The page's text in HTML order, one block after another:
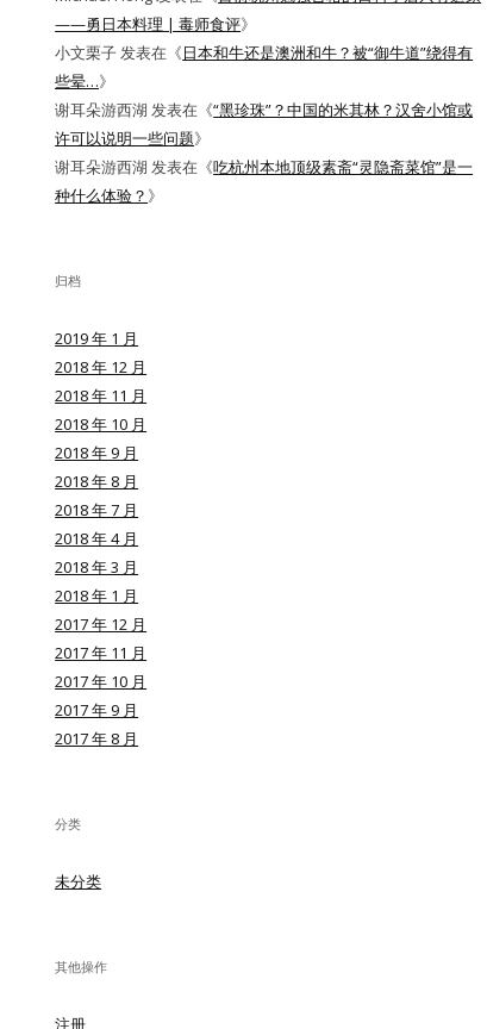
——勇日本料理 | 毒师食评》
小文栗子发表在《日本和牛还是澳洲和牛？被“御牛道”绕得有
些晕…》
谢耳朵游西湖 发表在《“黑珍珠”？中国的米其林？汉舍小馆或
许可以说明一些问题》
谢耳朵游西湖 发表在《吃杭州本地顶级素斋“灵隐斋菜馆”是一
种什么体验？ 》
归档
2019 年 1 月
2018 年 12 月
2018 年 11 月
2018 年 10 月
2018 年 9 月
2018 年 8 月
2018 年 7 月
2018 年 4 月
2018 年 3 月
2018 年 1 月
2017 年 12 月
2017 年 11 月
2017 年 10 月
2017 年 9 月
2017 年 8 月
分类
未分类
其他操作
注册